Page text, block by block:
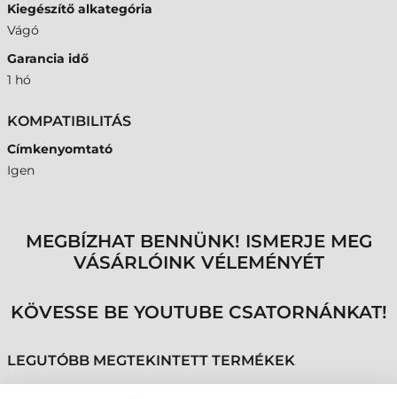
Kiegészítő alkategória
Vágó
Garancia idő
1 hó
KOMPATIBILITÁS
Címkenyomtató
Igen
MEGBÍZHAT BENNÜNK! ISMERJE MEG
VÁSÁRLÓINK VÉLEMÉNYÉT
KÖVESSE BE YOUTUBE CSATORNÁNKAT!
LEGUTÓBB MEGTEKINTETT TERMÉKEK